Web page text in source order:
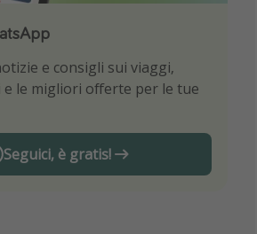
e consigli sui viaggi,
e le migliori offerte per le tue
Seguici, è gratis!
App
le migliori offerte di